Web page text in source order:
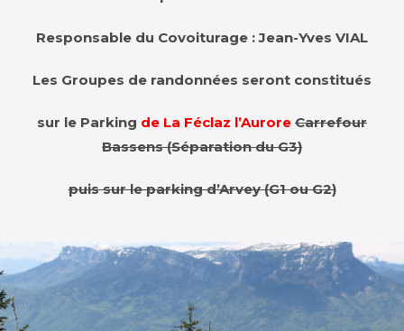
Responsable du Covoiturage : Jean-Yves VIAL
Les Groupes de randonnées seront constitués
sur le Parking de La Féclaz l’Aurore Carrefour
Bassens (Séparation du G3)
puis sur le parking d’Arvey (G1 ou G2)